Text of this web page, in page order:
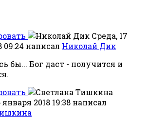
Среда, 17
09:24 написал Николай Дик
бы... Бог даст - получится и
2018 19:38 написал